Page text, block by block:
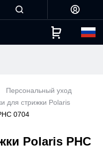
Персональный уход
для стрижки Polaris
0704
Polaris PHC